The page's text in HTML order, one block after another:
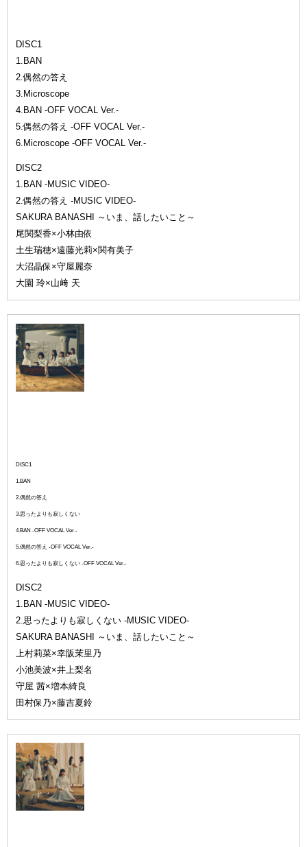
DISC1
1.BAN
2.偶然の答え
3.Microscope
4.BAN -OFF VOCAL Ver.-
5.偶然の答え -OFF VOCAL Ver.-
6.Microscope -OFF VOCAL Ver.-
DISC2
1.BAN -MUSIC VIDEO-
2.偶然の答え -MUSIC VIDEO-
SAKURA BANASHI ～いま、話したいこと～
尾関梨香×小林由依
土生瑞穂×遠藤光莉×関有美子
大沼晶保×守屋麗奈
大園 玲×山﨑 天
TYPE-D
DISC1
1.BAN
2.偶然の答え
3.思ったよりも寂しくない
4.BAN -OFF VOCAL Ver.-
5.偶然の答え -OFF VOCAL Ver.-
6.思ったよりも寂しくない -OFF VOCAL Ver.-
DISC2
1.BAN -MUSIC VIDEO-
2.思ったよりも寂しくない -MUSIC VIDEO-
SAKURA BANASHI ～いま、話したいこと～
上村莉菜×幸阪茉里乃
小池美波×井上梨名
守屋 茜×増本綺良
田村保乃×藤吉夏鈴
通常盤